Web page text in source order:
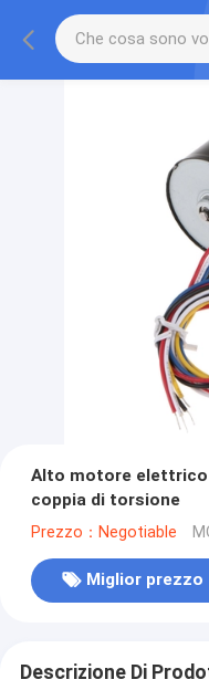
Alto motore elettrico
coppia di torsione
Prezzo：Negotiable
Miglior prezzo
Descrizione Di